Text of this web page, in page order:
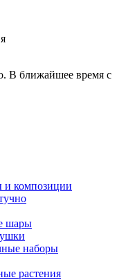
В ближайшее время с
и композиции
шары
наборы
растения